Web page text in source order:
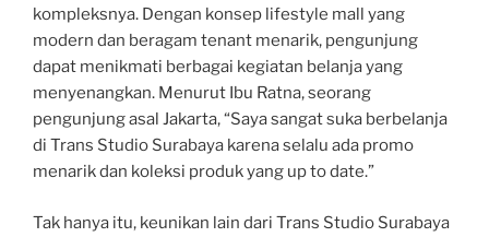
kompleksnya. Dengan konsep lifestyle mall yang
modern dan beragam tenant menarik, pengunjung
dapat menikmati berbagai kegiatan belanja yang
menyenangkan. Menurut Ibu Ratna, seorang
pengunjung asal Jakarta, “Saya sangat suka berbelanja
di Trans Studio Surabaya karena selalu ada promo
menarik dan koleksi produk yang up to date.”
Tak hanya itu, keunikan lain dari Trans Studio Surabaya